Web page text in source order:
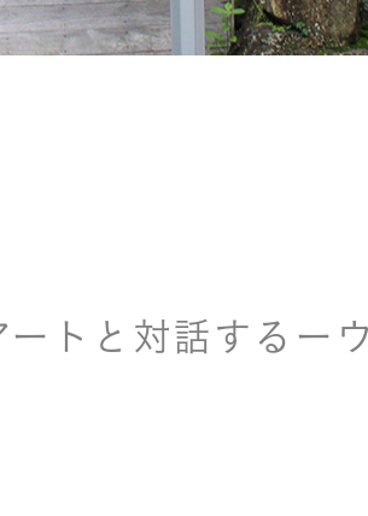
トと対話するー